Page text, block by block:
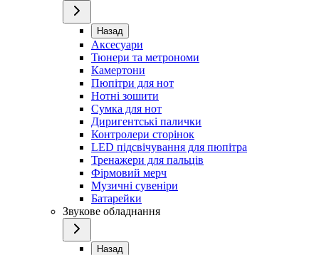
Назад
Аксесуари
Тюнери та метрономи
Камертони
Пюпітри для нот
Нотні зошити
Сумка для нот
Диригентські палички
Контролери сторінок
LED підсвічування для пюпітра
Тренажери для пальців
Фірмовий мерч
Музичні сувеніри
Батарейки
Звукове обладнання
Назад